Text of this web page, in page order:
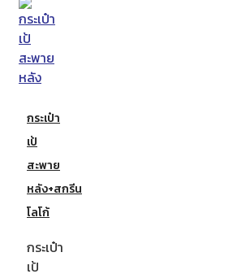
กระเป๋า
เป้
สะพาย
หลัง+สกรีน
โลโก้
กระเป๋า
เป้